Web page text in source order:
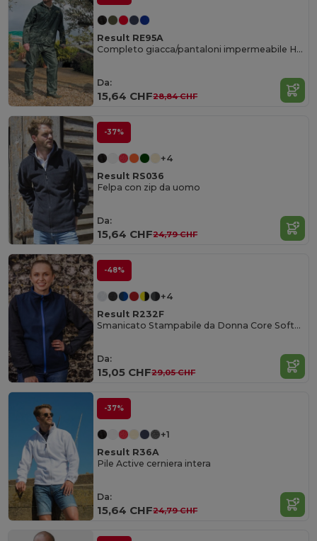
Result RE95A
Completo giacca/pantaloni impermeabile Heavyweight
Da:
15,64 CHF28,84 CHF
-37%
+4
Result RS036
Felpa con zip da uomo
Da:
15,64 CHF24,79 CHF
-48%
+4
Result R232F
Smanicato Stampabile da Donna Core Softshell
Da:
15,05 CHF29,05 CHF
-37%
+1
Result R36A
Pile Active cerniera intera
Da:
15,64 CHF24,79 CHF